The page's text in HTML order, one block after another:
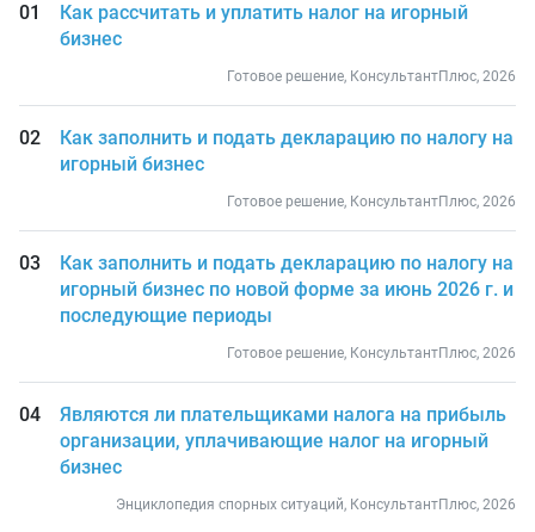
Как рассчитать и уплатить налог на игорный
бизнес
Готовое решение, КонсультантПлюс, 2026
Как заполнить и подать декларацию по налогу на
игорный бизнес
Готовое решение, КонсультантПлюс, 2026
Как заполнить и подать декларацию по налогу на
игорный бизнес по новой форме за июнь 2026 г. и
последующие периоды
Готовое решение, КонсультантПлюс, 2026
Являются ли плательщиками налога на прибыль
организации, уплачивающие налог на игорный
бизнес
Энциклопедия спорных ситуаций, КонсультантПлюс, 2026